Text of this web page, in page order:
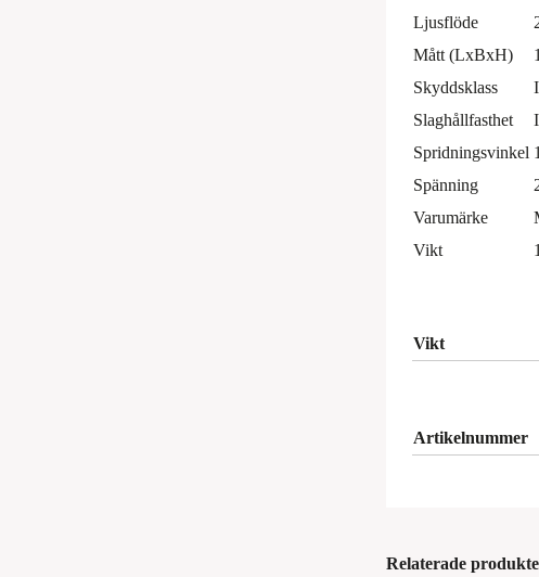
Ljusflöde
Mått (LxBxH)
Skyddsklass
Slaghållfasthet
Spridningsvinkel
Spänning
Varumärke
Vikt
Vikt
Artikelnummer
Relaterade